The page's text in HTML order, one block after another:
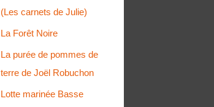
(Les carnets de Julie)
La Forêt Noire
La purée de pommes de
terre de Joël Robuchon
Lotte marinée Basse